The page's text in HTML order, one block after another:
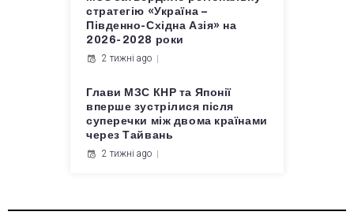
стратегію «Україна –
Південно-Східна Азія» на
2026-2028 роки
2 тижні ago
Глави МЗС КНР та Японії
вперше зустрілися після
суперечки між двома країнами
через Тайвань
2 тижні ago